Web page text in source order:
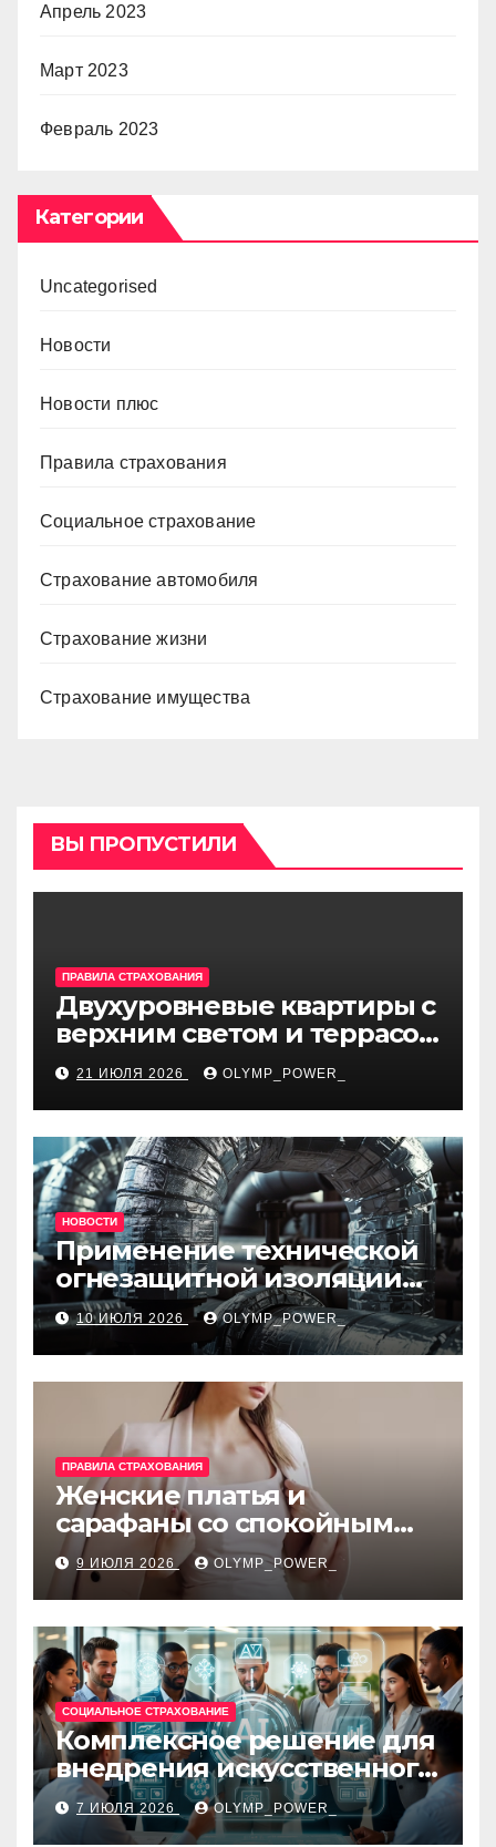
Апрель 2023
Март 2023
Февраль 2023
Категории
Uncategorised
Новости
Новости плюс
Правила страхования
Социальное страхование
Страхование автомобиля
Страхование жизни
Страхование имущества
ВЫ ПРОПУСТИЛИ
ПРАВИЛА СТРАХОВАНИЯ
Двухуровневые квартиры с
верхним светом и террасой
в готовом жилом
комплексе
21 ИЮЛЯ 2026 OLYMP_POWER_
НОВОСТИ
Применение технической
огнезащитной изоляции
для промышленных
объектов и нормативные
требования
10 ИЮЛЯ 2026 OLYMP_POWER_
ПРАВИЛА СТРАХОВАНИЯ
Женские платья и
сарафаны со спокойным
силуэтом, комфортной
посадкой и размерами 42–
48
9 ИЮЛЯ 2026 OLYMP_POWER_
СОЦИАЛЬНОЕ СТРАХОВАНИЕ
Комплексное решение для
внедрения искусственного
интеллекта в бизнес-
процессы
7 ИЮЛЯ 2026 OLYMP_POWER_